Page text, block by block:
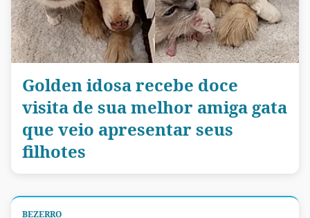
Golden idosa recebe doce
visita de sua melhor amiga gata
que veio apresentar seus
filhotes
BEZERRO